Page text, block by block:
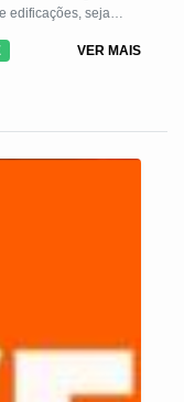
edificações, seja
esportivo, pousada
VER MAIS